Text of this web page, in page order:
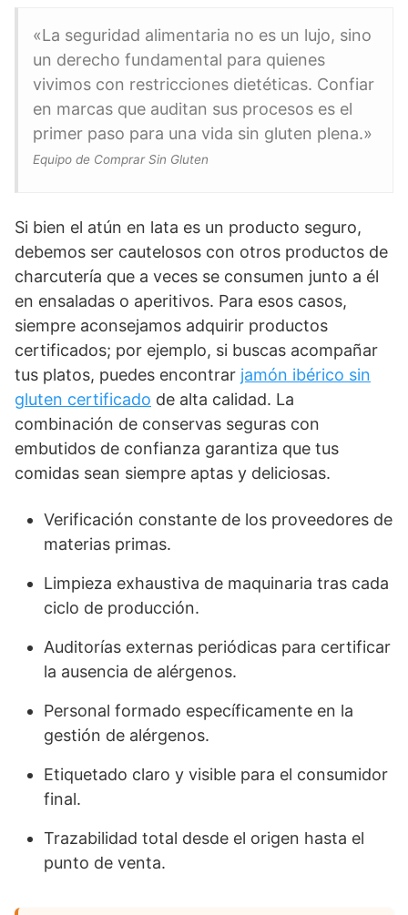
«La seguridad alimentaria no es un lujo, sino
un derecho fundamental para quienes
vivimos con restricciones dietéticas. Confiar
en marcas que auditan sus procesos es el
primer paso para una vida sin gluten plena.»
Equipo de Comprar Sin Gluten
Si bien el atún en lata es un producto seguro,
debemos ser cautelosos con otros productos de
charcutería que a veces se consumen junto a él
en ensaladas o aperitivos. Para esos casos,
siempre aconsejamos adquirir productos
certificados; por ejemplo, si buscas acompañar
tus platos, puedes encontrar jamón ibérico sin
gluten certificado de alta calidad. La
combinación de conservas seguras con
embutidos de confianza garantiza que tus
comidas sean siempre aptas y deliciosas.
Verificación constante de los proveedores de
materias primas.
Limpieza exhaustiva de maquinaria tras cada
ciclo de producción.
Auditorías externas periódicas para certificar
la ausencia de alérgenos.
Personal formado específicamente en la
gestión de alérgenos.
Etiquetado claro y visible para el consumidor
final.
Trazabilidad total desde el origen hasta el
punto de venta.